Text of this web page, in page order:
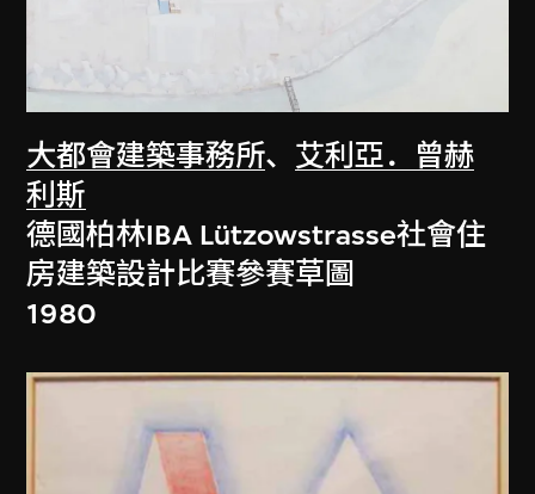
大都會建築事務所、 艾利亞．曾赫
利斯
德國柏林IBA Lützowstrasse社會住
房建築設計比賽參賽草圖
1980